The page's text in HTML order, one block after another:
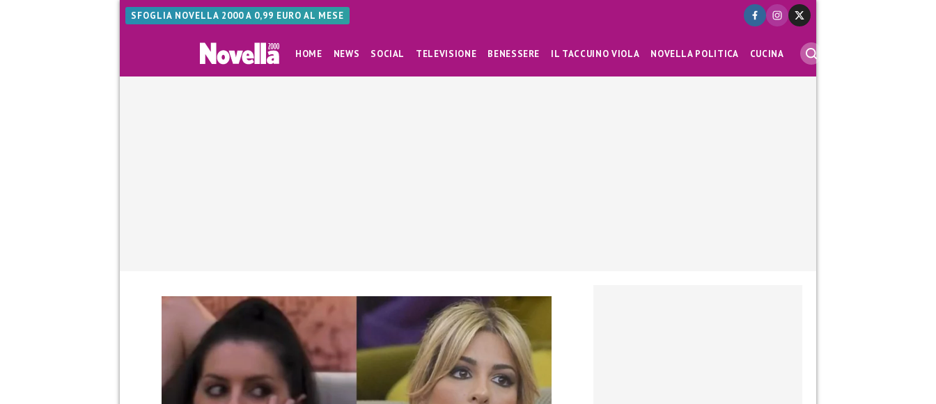
SFOGLIA NOVELLA 2000 A 0,99 EURO AL MESE
HOME NEWS SOCIAL TELEVISIONE BENESSERE IL TACCUINO VIOLA NOVELLA POLITICA CUCINA